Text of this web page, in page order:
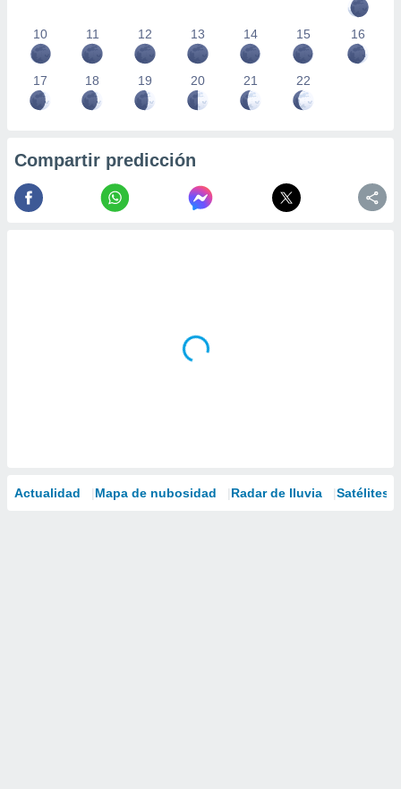
10 11 12 13 14 15 16
17 18 19 20 21 22
Compartir predicción
Actualidad Mapa de nubosidad Radar de lluvia Satélites